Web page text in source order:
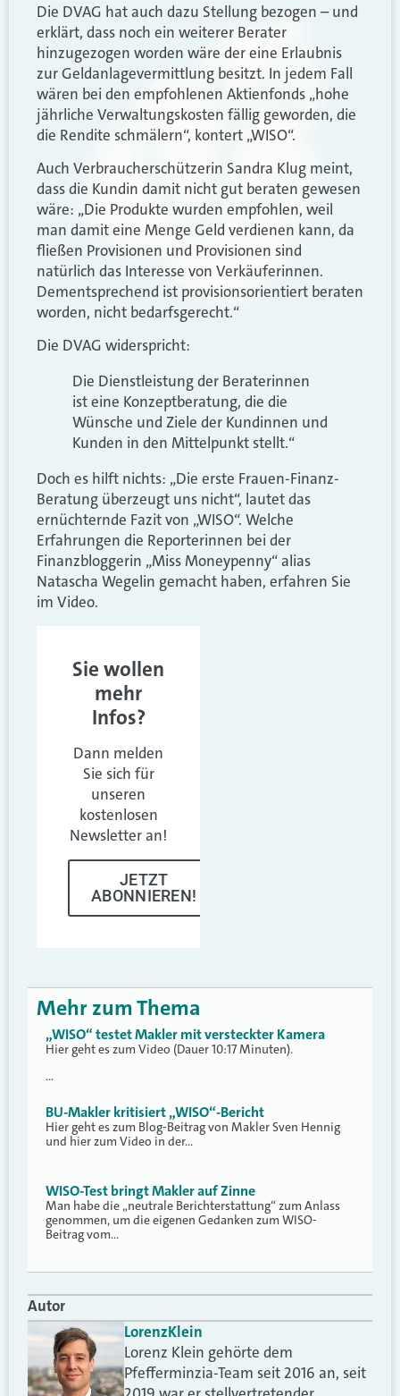
Die DVAG hat auch dazu Stellung bezogen – und
erklärt, dass noch ein weiterer Berater
hinzugezogen worden wäre der eine Erlaubnis
zur Geldanlagevermittlung besitzt. In jedem Fall
wären bei den empfohlenen Aktienfonds „hohe
jährliche Verwaltungskosten fällig geworden, die
die Rendite schmälern“, kontert „WISO“.
Auch Verbraucherschützerin Sandra Klug meint,
dass die Kundin damit nicht gut beraten gewesen
wäre: „Die Produkte wurden empfohlen, weil
man damit eine Menge Geld verdienen kann, da
fließen Provisionen und Provisionen sind
natürlich das Interesse von Verkäuferinnen.
Dementsprechend ist provisionsorientiert beraten
worden, nicht bedarfsgerecht.“
Die DVAG widerspricht:
Die Dienstleistung der Beraterinnen
ist eine Konzeptberatung, die die
Wünsche und Ziele der Kundinnen und
Kunden in den Mittelpunkt stellt.“
Doch es hilft nichts: „Die erste Frauen-Finanz-
Beratung überzeugt uns nicht“, lautet das
ernüchternde Fazit von „WISO“. Welche
Erfahrungen die Reporterinnen bei der
Finanzbloggerin „Miss Moneypenny“ alias
Natascha Wegelin gemacht haben, erfahren Sie
im Video.
Sie wollen
mehr
Infos?
Dann melden
Sie sich für
unseren
kostenlosen
Newsletter an!
JETZT
ABONNIEREN!
Mehr zum Thema
„WISO“ testet Makler mit versteckter Kamera
Hier geht es zum Video (Dauer 10:17 Minuten).
…
BU-Makler kritisiert „WISO“-Bericht
Hier geht es zum Blog-Beitrag von Makler Sven Hennig
und hier zum Video in der…
WISO-Test bringt Makler auf Zinne
Man habe die „neutrale Berichterstattung“ zum Anlass
genommen, um die eigenen Gedanken zum WISO-
Beitrag vom…
Autor
LorenzKlein
Lorenz Klein gehörte dem
Pfefferminzia-Team seit 2016 an, seit